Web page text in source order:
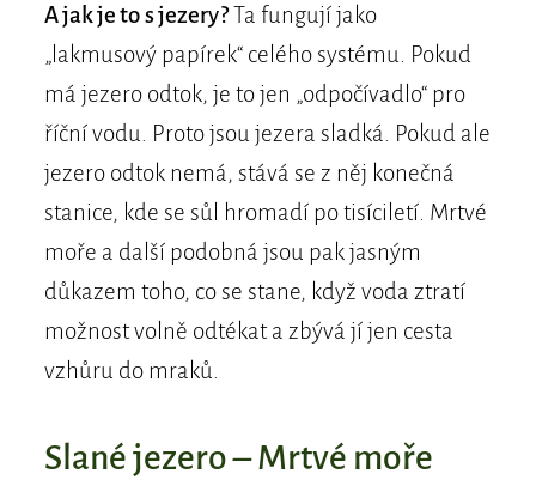
A jak je to s jezery?Ta fungují jako
„lakmusový papírek“ celého systému. Pokud
má jezero odtok, je to jen „odpočívadlo“ pro
říční vodu. Proto jsou jezera sladká. Pokud ale
jezero odtok nemá, stává se z něj konečná
stanice, kde se sůl hromadí po tisíciletí. Mrtvé
moře a další podobná jsou pak jasným
důkazem toho, co se stane, když voda ztratí
možnost volně odtékat a zbývá jí jen cesta
vzhůru do mraků.
Slané jezero – Mrtvé moře